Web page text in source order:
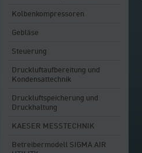
Kolbenkompressoren
Gebläse
Steuerung
Druckluftaufbereitung und
Kondensattechnik
Druckluftspeicherung und
Druckhaltung
KAESER MESSTECHNIK
Betreibermodell SIGMA AIR